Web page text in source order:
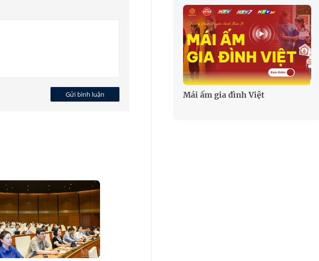
Gửi bình luận Mái ấm gia đình Việt